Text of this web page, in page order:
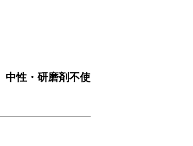
中性・研磨剤不使